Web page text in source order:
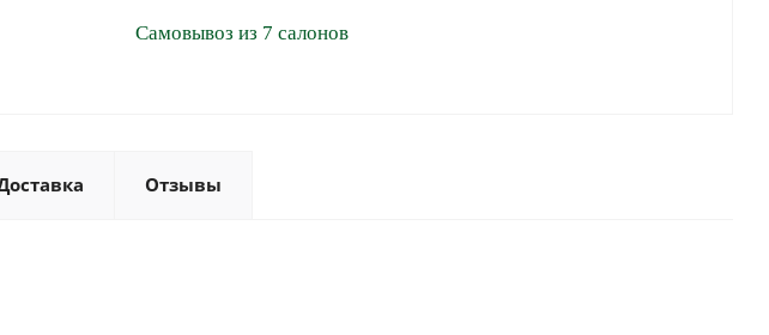
Самовывоз из 7 салонов
Отзывы